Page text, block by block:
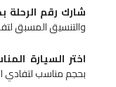
شارك رقم الرحلة
والتنسيق المسبق
اختر السيارة
بحجم مناسب